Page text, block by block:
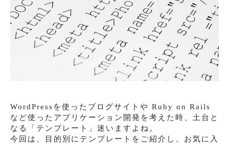
WordPressを使ったブログサイトや Ruby on Rails
など使ったアプリケーション開発を考えた時、土台と
なる「テンプレート」迷いますよね。
今回は、目的別にテンプレートをご紹介し、お気に入